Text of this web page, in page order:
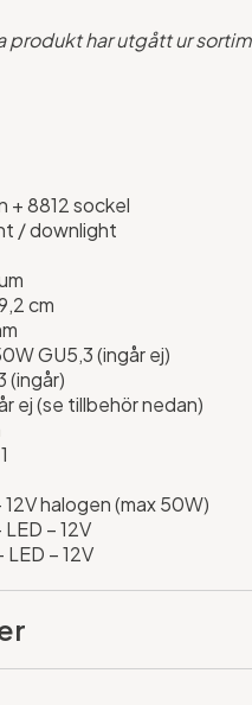
produkt har utgått ur
+ 8812 sockel
/ downlight
cm
GU5,3 (ingår ej)
(ingår)
ej (se tillbehör nedan)
halogen (max 50W)
– 12V
– 12V